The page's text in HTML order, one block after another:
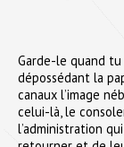
Garde-le quand
dépossédant la
canaux l’image
celui-là, le
l’administration